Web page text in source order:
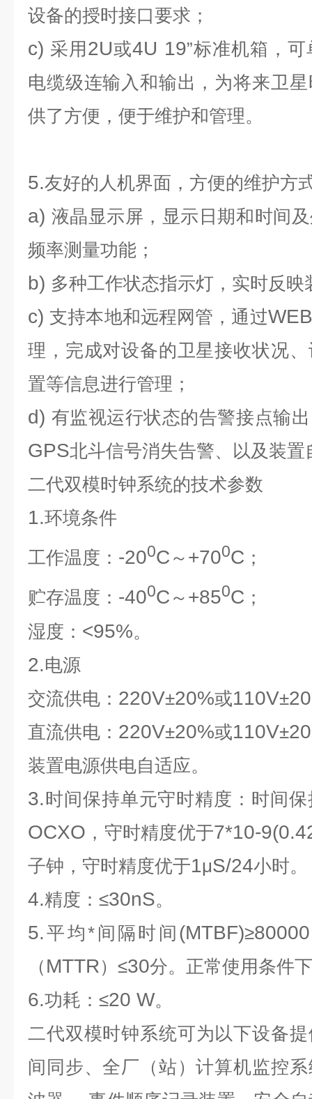
设备的授时接口要求；
c) 采用 2U或4U 19”标准机箱，
电缆级连输入和输出，为将来卫
供了方便，便于维护和管理。
5.友好的人机界面，方便的维护方
a) 液晶显示屏，显示日期和时间
频率测量功能；
b) 多种工作状态指示灯，实时反映
c) 支持本地和远程网管，通过WEB
理，完成对设备的卫星接收状况
置等信息进行管理；
d) 有监视运行状态的告警接点输
GPS北斗信号消失告警、以及装置
二代双模时钟系统的技术参数
1.环境条件
工作温度： -200C ～ +700C ；
贮存温度： -400C ～ +850C ；
湿度： <95%。
2.电源
交流供电： 220V±20%或110V±
直流供电： 220V±20%或110V±
装置电源供电自适应。
3.时间保持单元守时精度：时间
OCXO ，守时精度优于7*10-
子钟，守时精度优于1μS/24小时。
4.精度：≤30nS。
5.平均*间隔时间 (MTBF)≥80000
（ MTTR ）≤30分。正常使用条件
6.功耗：≤20 W。
二代双模时钟系统可为以下设备
间同步、全厂（站）计算机监控